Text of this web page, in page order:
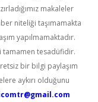
makaleler
niteliği taşımamakta
yapılmamaktadır.
tamamen tesadüfidir.
bir bilgi paylaşım
aykırı olduğunu